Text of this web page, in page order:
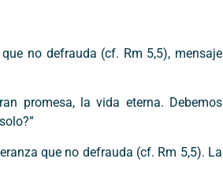
no defrauda (cf. Rm 5,5), mensaje
promesa, la vida eterna. Debemos
que no defrauda (cf. Rm 5,5). La